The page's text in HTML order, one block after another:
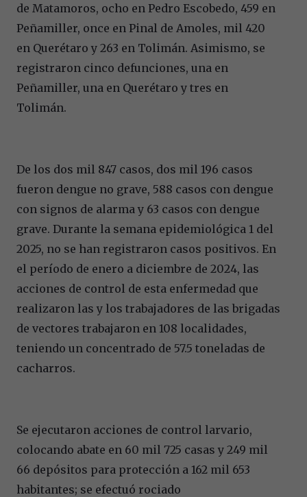
de Matamoros, ocho en Pedro Escobedo, 459 en
Peñamiller, once en Pinal de Amoles, mil 420
en Querétaro y 263 en Tolimán. Asimismo, se
registraron cinco defunciones, una en
Peñamiller, una en Querétaro y tres en
Tolimán.
De los dos mil 847 casos, dos mil 196 casos
fueron dengue no grave, 588 casos con dengue
con signos de alarma y 63 casos con dengue
grave. Durante la semana epidemiológica 1 del
2025, no se han registraron casos positivos. En
el período de enero a diciembre de 2024, las
acciones de control de esta enfermedad que
realizaron las y los trabajadores de las brigadas
de vectores trabajaron en 108 localidades,
teniendo un concentrado de 57.5 toneladas de
cacharros.
Se ejecutaron acciones de control larvario,
colocando abate en 60 mil 725 casas y 249 mil
66 depósitos para protección a 162 mil 653
habitantes; se efectuó rociado